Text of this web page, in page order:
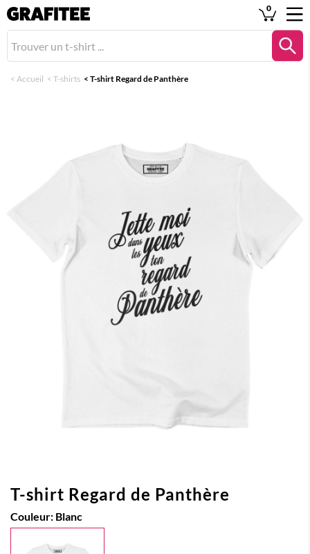
0
< Accueil < T-shirts < T-shirt Regard de Panthère
T-shirt Regard de Panthère
Couleur: Blanc